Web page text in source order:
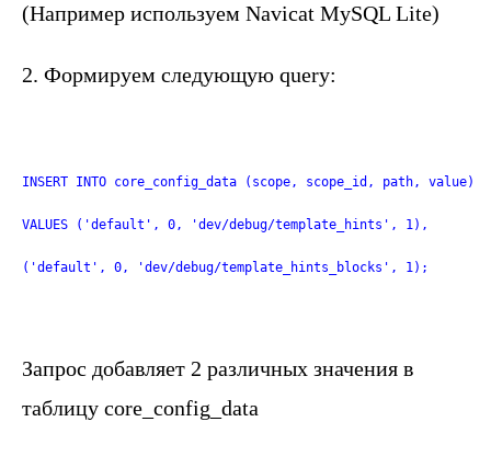
(Например используем Navicat MySQL Lite)
2. Формируем следующую query:
INSERT INTO core_config_data (scope, scope_id, path, value)
VALUES ('default', 0, 'dev/debug/template_hints', 1),
('default', 0, 'dev/debug/template_hints_blocks', 1);
Запрос добавляет 2 различных значения в
таблицу core_config_data